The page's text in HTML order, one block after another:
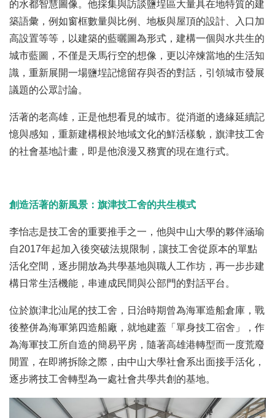
的水都智慧圖像。他採集與訪談鹽埕區大量具在地特質的建
築語彙，例如窗框數量與比例、地板與屋頂的設計、入口加
高設置等等，以建築的藍曬圖為形式，建構一個與水共生的
城市藍圖，不僅是天馬行空的想像，更以淬煉當地的生活知
識，重新展開一場鹽埕記憶留存與否的對話，引領城市發展
議題的公眾討論。
活著的老高雄，正是他想看見的城市。從消逝的邊緣延續記
憶與感知，重新建構根於地域文化的鮮活樣貌，旗津技工舍
的社會基地計畫，即是他浪漫又務實的現在進行式。
創造活著的新風景：旗津技工舍的共生模式
李怡志是技工舍的重要推手之一，他與中山大學的夥伴涵瑜
自2017年起加入後突破法規限制，讓技工舍從原本的單點
活化空間，逐步開放為共學基地與職人工作坊，再一步步建
構日常生活機能，串連成民間與公部門的對話平台。
位於旗津北汕尾的技工舍，日治時期曾為海軍造船倉庫，戰
後整併為海軍第四造船廠，就地建蓋「單身技工宿舍」，作
為海軍技工所自造的簡易平房，隨著高雄港轉型而一度荒廢
閒置，在即將拆除之際，由中山大學社會系出面接手活化，
逐步將技工舍轉型為一處社會共學共創的基地。